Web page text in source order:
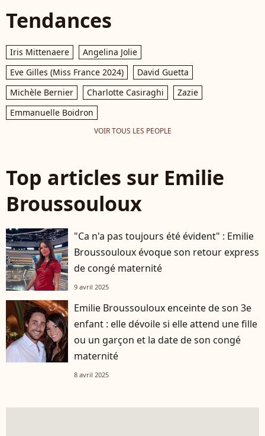
Tendances
Iris Mittenaere
Angelina Jolie
Eve Gilles (Miss France 2024)
David Guetta
Michèle Bernier
Charlotte Casiraghi
Zazie
Emmanuelle Boidron
VOIR TOUS LES PEOPLE
Top articles sur Emilie
Broussouloux
"Ca n'a pas toujours été évident" : Emilie
Broussouloux évoque son retour express
de congé maternité
9 avril 2025
Emilie Broussouloux enceinte de son 3e
enfant : elle dévoile si elle attend une fille
ou un garçon et la date de son congé
maternité
8 avril 2025